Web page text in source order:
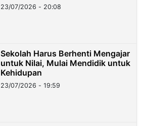
23/07/2026 - 20:08
Sekolah Harus Berhenti Mengajar
untuk Nilai, Mulai Mendidik untuk
Kehidupan
23/07/2026 - 19:59